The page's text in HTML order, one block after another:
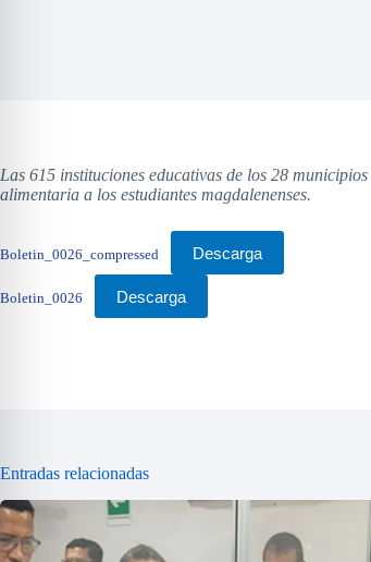
Las 615 instituciones educativas de los 28
alimentaria a los estudiantes magdalenenses.
Boletin_0026_compressed Descarga
Boletin_0026 Descarga
Entradas relacionadas